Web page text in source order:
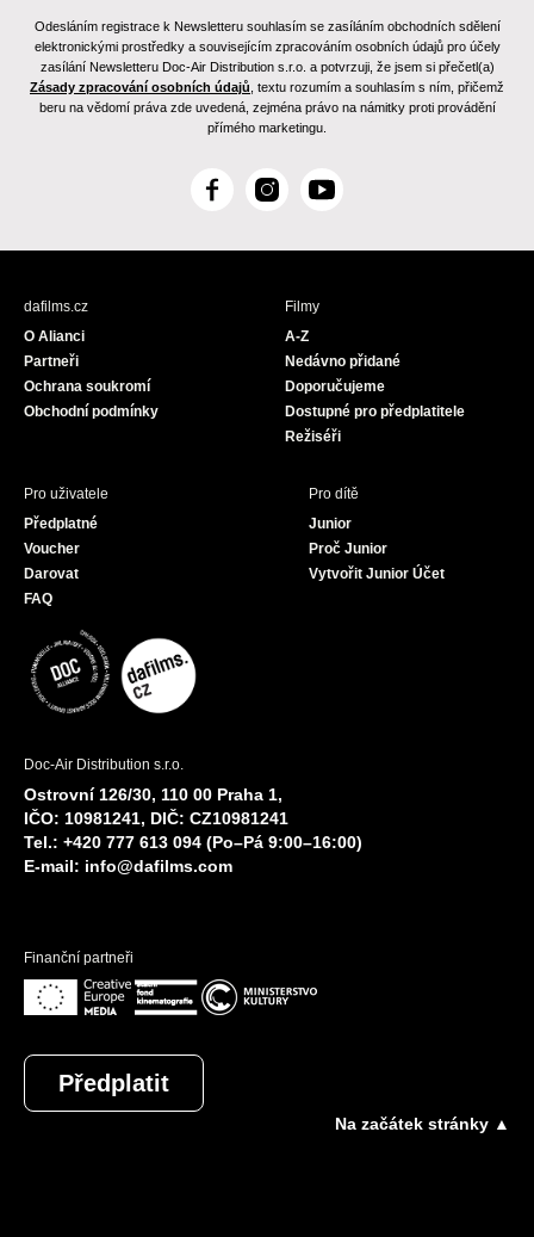
Odesláním registrace k Newsletteru souhlasím se zasíláním obchodních sdělení
elektronickými prostředky a souvisejícím zpracováním osobních údajů pro účely
zasílání Newsletteru Doc-Air Distribution s.r.o. a potvrzuji, že jsem si přečetl(a)
Zásady zpracování osobních údajů , textu rozumím a souhlasím s ním, přičemž
beru na vědomí práva zde uvedená, zejména právo na námitky proti provádění
přímého marketingu.
F
c
I
s
Y
u
dafilms.cz
O Alianci
Partneři
Ochrana soukromí
Obchodní podmínky
Filmy
A-Z
Nedávno přidané
Doporučujeme
Dostupné pro předplatitele
Režiséři
Pro uživatele
Předplatné
Voucher
Darovat
FAQ
Pro dítě
Junior
Proč Junior
Vytvořit Junior Účet
Doc-Air Distribution s.r.o.
Ostrovní 126/30, 110 00 Praha 1,
IČO: 10981241, DIČ: CZ10981241
Tel.: +420 777 613 094 (Po–Pá 9:00–16:00)
E-mail: info@dafilms.com
Finanční partneři
Předplatit
Na začátek stránky ▲